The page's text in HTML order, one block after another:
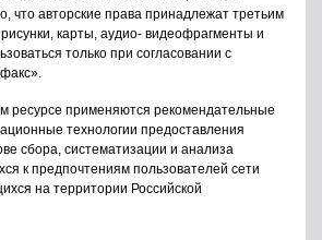
что авторские права принадлежат третьим
карты, аудио- видеофрагменты и
только при согласовании с
ресурсе применяются рекомендательные
технологии предоставления
сбора, систематизации и анализа
к предпочтениям пользователей сети
на территории Российской